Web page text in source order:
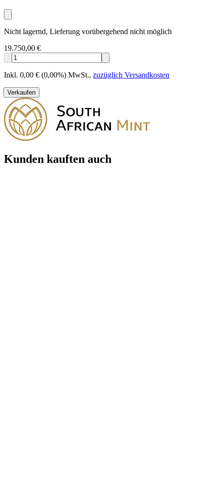
Nicht lagernd, Lieferung vorübergehend nicht möglich
19.750,00 €
Inkl. 0,00 € (0,00%) MwSt., zuzüglich Versandkosten
Verkaufen
Kunden kauften auch